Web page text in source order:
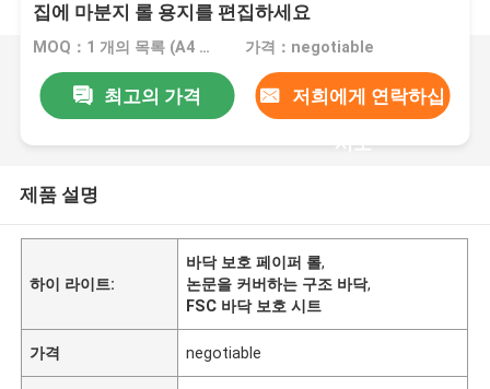
집에 마분지 롤 용지를 편집하세요
MOQ：1 개의 목록 (A4 크기 무료 샘플) 가격：negotiable
최고의 가격 저희에게 연락하십
시오
제품 설명
하이 라이트:
바닥 보호 페이퍼 롤,
논문을 커버하는 구조 바닥,
FSC 바닥 보호 시트
가격 negotiable